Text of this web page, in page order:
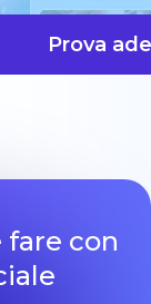
Prova
fare con